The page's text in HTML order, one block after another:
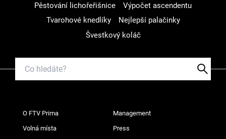
Pěstování lichořeřišnice
Výpočet ascendentu
Tvarohové knedlíky
Nejlepší palačinky
Švestkový koláč
O FTV Prima Management
Volná místa Press